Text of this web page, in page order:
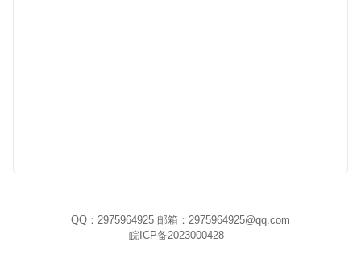
QQ：2975964925 邮箱：2975964925@qq.com
皖ICP备2023000428